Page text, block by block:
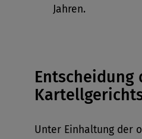
Jahren.
Entscheidung
Unter Einhaltung der